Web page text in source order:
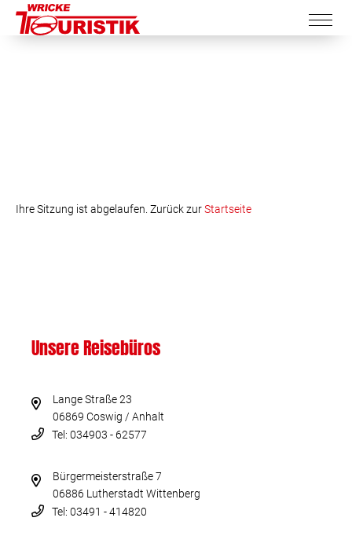
Ihre Sitzung ist abgelaufen. Zurück zurStartseite
Unsere Reisebüros
Lange Straße 23
06869 Coswig / Anhalt
Tel: 034903 - 62577
Bürgermeisterstraße 7
06886 Lutherstadt Wittenberg
Tel: 03491 - 414820